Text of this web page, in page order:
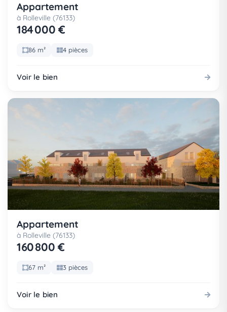
Appartement
à Rolleville (76133)
184 000 €
86 m² 4 pièces
Voir le bien
Appartement
à Rolleville (76133)
160 800 €
67 m² 3 pièces
Voir le bien